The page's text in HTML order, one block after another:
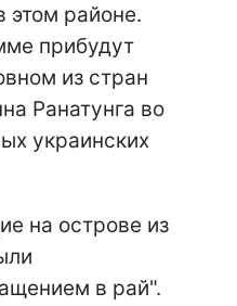
районе.
прибудут
из стран
Ранатунга во
украинских
на острове из
в рай".